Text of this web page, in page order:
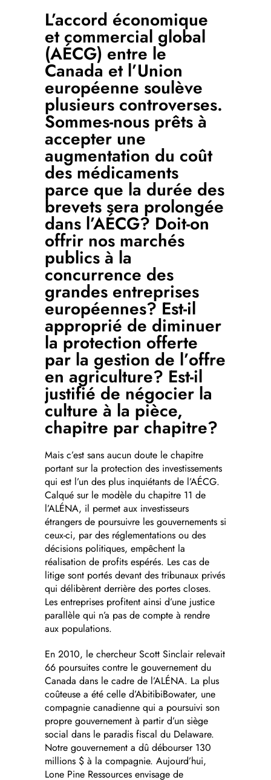
L’accord économique
et commercial global
(AÉCG) entre le
Canada et l’Union
européenne soulève
plusieurs controverses.
Sommes-nous prêts à
accepter une
augmentation du coût
des médicaments
parce que la durée des
brevets sera prolongée
dans l’AÉCG? Doit-on
offrir nos marchés
publics à la
concurrence des
grandes entreprises
européennes? Est-il
approprié de diminuer
la protection offerte
par la gestion de l’offre
en agriculture? Est-il
justifié de négocier la
culture à la pièce,
chapitre par chapitre?
Mais c’est sans aucun doute le chapitre
portant sur la protection des investissements
qui est l’un des plus inquiétants de l’AÉCG.
Calqué sur le modèle du chapitre 11 de
l’ALÉNA, il permet aux investisseurs
étrangers de poursuivre les gouvernements si
ceux-ci, par des réglementations ou des
décisions politiques, empêchent la
réalisation de profits espérés. Les cas de
litige sont portés devant des tribunaux privés
qui délibèrent derrière des portes closes.
Les entreprises profitent ainsi d’une justice
parallèle qui n’a pas de compte à rendre
aux populations.
En 2010, le chercheur Scott Sinclair relevait
66 poursuites contre le gouvernement du
Canada dans le cadre de l’ALÉNA. La plus
coûteuse a été celle d’AbitibiBowater, une
compagnie canadienne qui a poursuivi son
propre gouvernement à partir d’un siège
social dans le paradis fiscal du Delaware.
Notre gouvernement a dû débourser 130
millions $ à la compagnie. Aujourd’hui,
Lone Pine Ressources envisage de